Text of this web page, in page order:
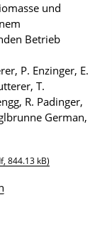
und
Betrieb
P. Enzinger, E.
T.
R. Padinger,
German,
844.13 kB)